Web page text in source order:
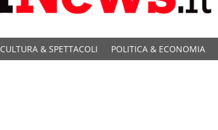
CULTURA & SPETTACOLI POLITICA & ECONOMIA